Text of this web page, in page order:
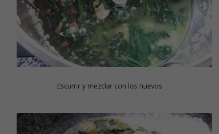
Escurrir y mezclar con los huevos